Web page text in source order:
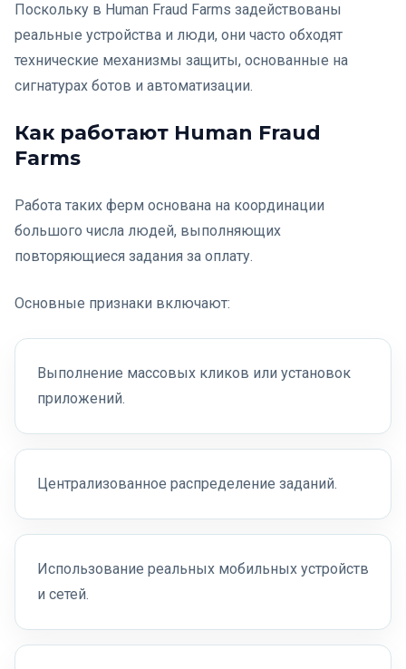
Поскольку в Human Fraud Farms задействованы
реальные устройства и люди, они часто обходят
технические механизмы защиты, основанные на
сигнатурах ботов и автоматизации.
Как работают Human Fraud
Farms
Работа таких ферм основана на координации
большого числа людей, выполняющих
повторяющиеся задания за оплату.
Основные признаки включают:
Выполнение массовых кликов или установок
приложений.
Централизованное распределение заданий.
Использование реальных мобильных устройств
и сетей.